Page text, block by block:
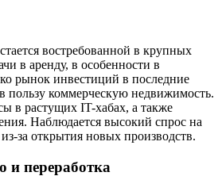
востребованной в крупных
в аренду, в особенности в
рынок инвестиций в последние
пользу коммерческую недвижимость.
в растущих IT-хабах, а также
Наблюдается высокий спрос на
за открытия новых производств.
и переработка